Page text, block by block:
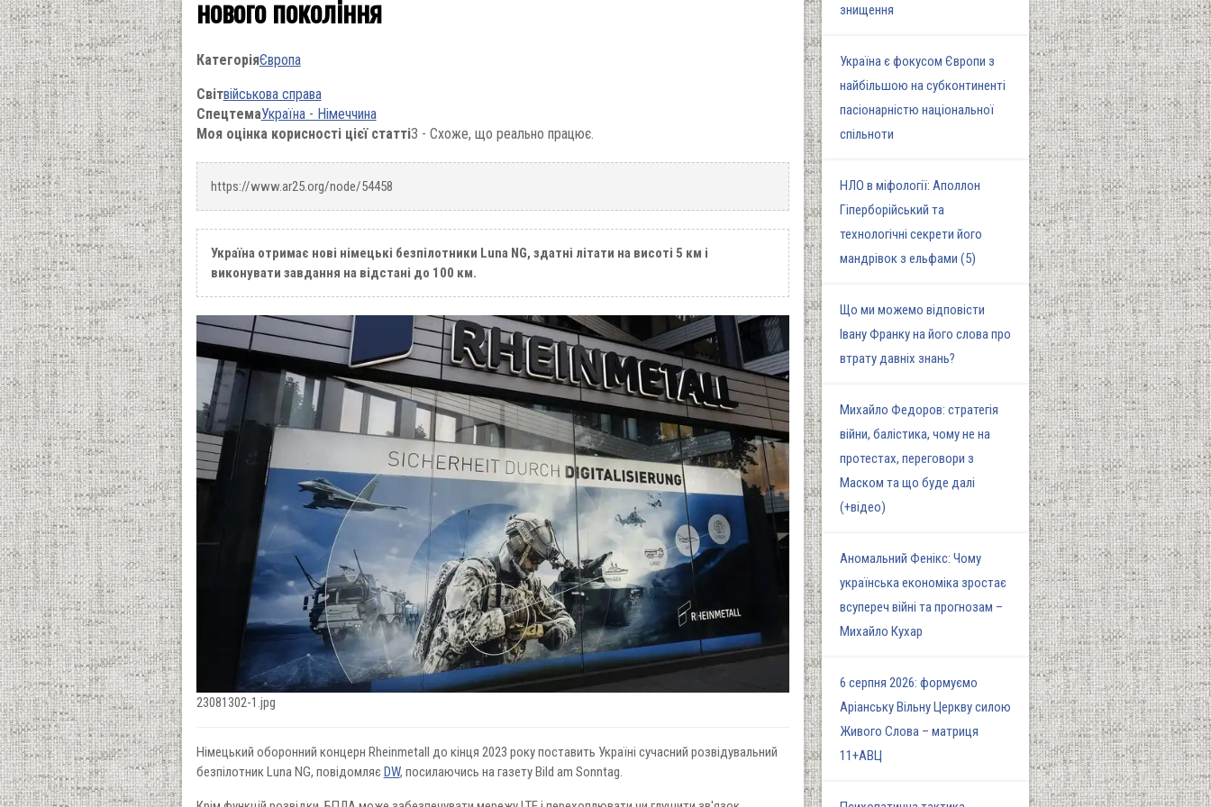
нового покоління
КатегоріяЄвропа
Світвійськова справа
СпецтемаУкраїна - Німеччина
Моя оцінка корисності цієї статті3 - Схоже, що реально працює.
https://www.ar25.org/node/54458
Україна отримає нові німецькі безпілотники Luna NG, здатні літати на висоті 5 км і
виконувати завдання на відстані до 100 км.
23081302-1.jpg
Німецький оборонний концерн Rheinmetall до кінця 2023 року поставить Україні сучасний розвідувальний
безпілотник Luna NG, повідомляєDW, посилаючись на газету Bild am Sonntag.
знищення
Україна є фокусом Європи з
найбільшою на субконтиненті
пасіонарністю національної
спільноти
НЛО в міфології: Аполлон
Гіперборійський та
технологічні секрети його
мандрівок з ельфами (5)
Що ми можемо відповісти
Івану Франку на його слова про
втрату давніх знань?
Михайло Федоров: стратегія
війни, балістика, чому не на
протестах, переговори з
Маском та що буде далі
(+відео)
Аномальний Фенікс: Чому
українська економіка зростає
всупереч війні та прогнозам –
Михайло Кухар
6 серпня 2026: формуємо
Аріанську Вільну Церкву силою
Живого Слова – матриця
11+АВЦ